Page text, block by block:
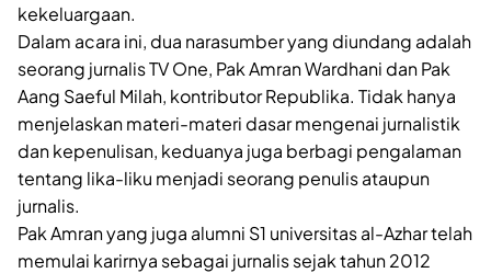
kekeluargaan.
Dalam acara ini, dua narasumber yang diundang adalah
seorang jurnalis TV One, Pak Amran Wardhani dan Pak
Aang Saeful Milah, kontributor Republika. Tidak hanya
menjelaskan materi-materi dasar mengenai jurnalistik
dan kepenulisan, keduanya juga berbagi pengalaman
tentang lika-liku menjadi seorang penulis ataupun
jurnalis.
Pak Amran yang juga alumni S1 universitas al-Azhar telah
memulai karirnya sebagai jurnalis sejak tahun 2012